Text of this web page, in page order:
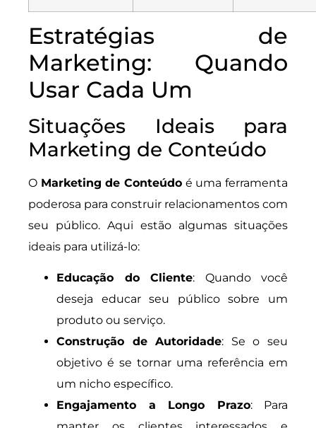
Estratégias de
Marketing: Quando
Usar Cada Um
Situações Ideais para
Marketing de Conteúdo
O Marketing de Conteúdo é uma ferramenta
poderosa para construir relacionamentos com
seu público. Aqui estão algumas situações
ideais para utilizá-lo:
Educação do Cliente: Quando você
deseja educar seu público sobre um
produto ou serviço.
Construção de Autoridade: Se o seu
objetivo é se tornar uma referência em
um nicho específico.
Engajamento a Longo Prazo: Para